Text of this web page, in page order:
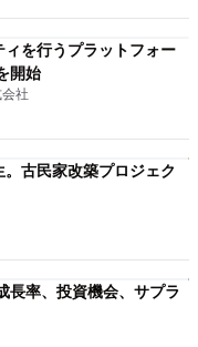
を行うプラットフォー
開始
社
古民家改築プロジェク
長率、投資機会、サプラ